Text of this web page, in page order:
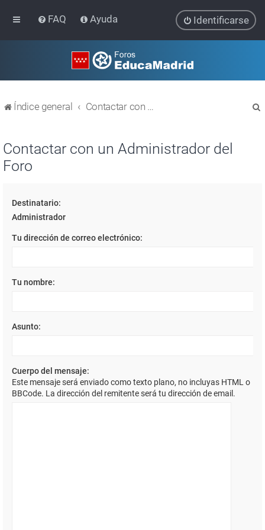
FAQ Ayuda Identificarse
Índice general Contactar con un Administrador del Foro
Contactar con un Administrador del
Foro
Destinatario:
Administrador
Tu dirección de correo electrónico:
Tu nombre:
Asunto:
Cuerpo del mensaje:
Este mensaje será enviado como texto plano, no incluyas HTML o
BBCode. La dirección del remitente será tu dirección de email.